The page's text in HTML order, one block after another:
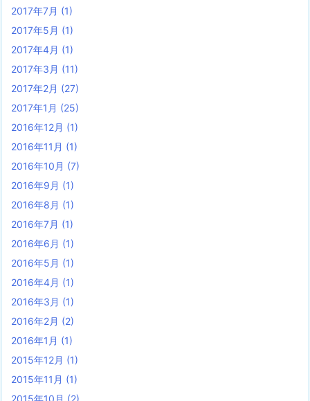
2017年7月 (1)
2017年5月 (1)
2017年4月 (1)
2017年3月 (11)
2017年2月 (27)
2017年1月 (25)
2016年12月 (1)
2016年11月 (1)
2016年10月 (7)
2016年9月 (1)
2016年8月 (1)
2016年7月 (1)
2016年6月 (1)
2016年5月 (1)
2016年4月 (1)
2016年3月 (1)
2016年2月 (2)
2016年1月 (1)
2015年12月 (1)
2015年11月 (1)